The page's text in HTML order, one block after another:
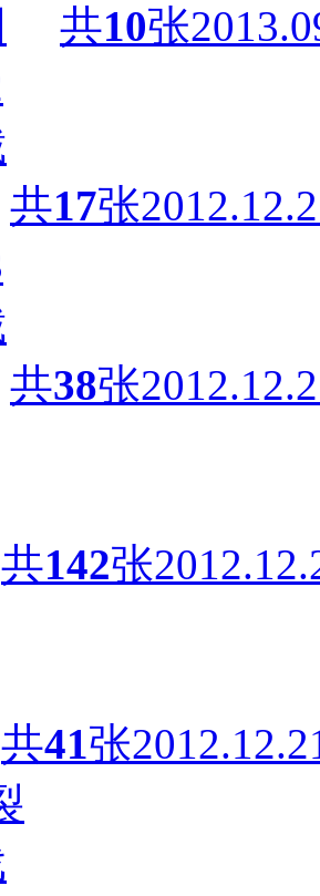
共10张
共17张
共38张
共142张
共41张